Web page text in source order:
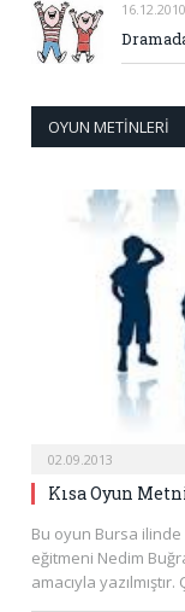
16.12.2010
OYUN METINLERI
02.09.2013
Kısa Oyun
Bu oyun Bursa ilinde
eğitmeni Nedim
amacıyla